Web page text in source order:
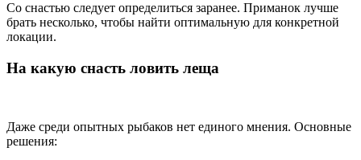
Со снастью следует определиться заранее. Приманок лучше
брать несколько, чтобы найти оптимальную для конкретной
локации.
На какую снасть ловить леща
Даже среди опытных рыбаков нет единого мнения. Основные
решения: